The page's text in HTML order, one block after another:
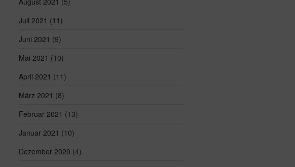
Juli 2021 (11)
Juni 2021 (9)
Mai 2021 (10)
April 2021 (11)
März 2021 (8)
Februar 2021 (13)
Januar 2021 (10)
Dezember 2020 (4)